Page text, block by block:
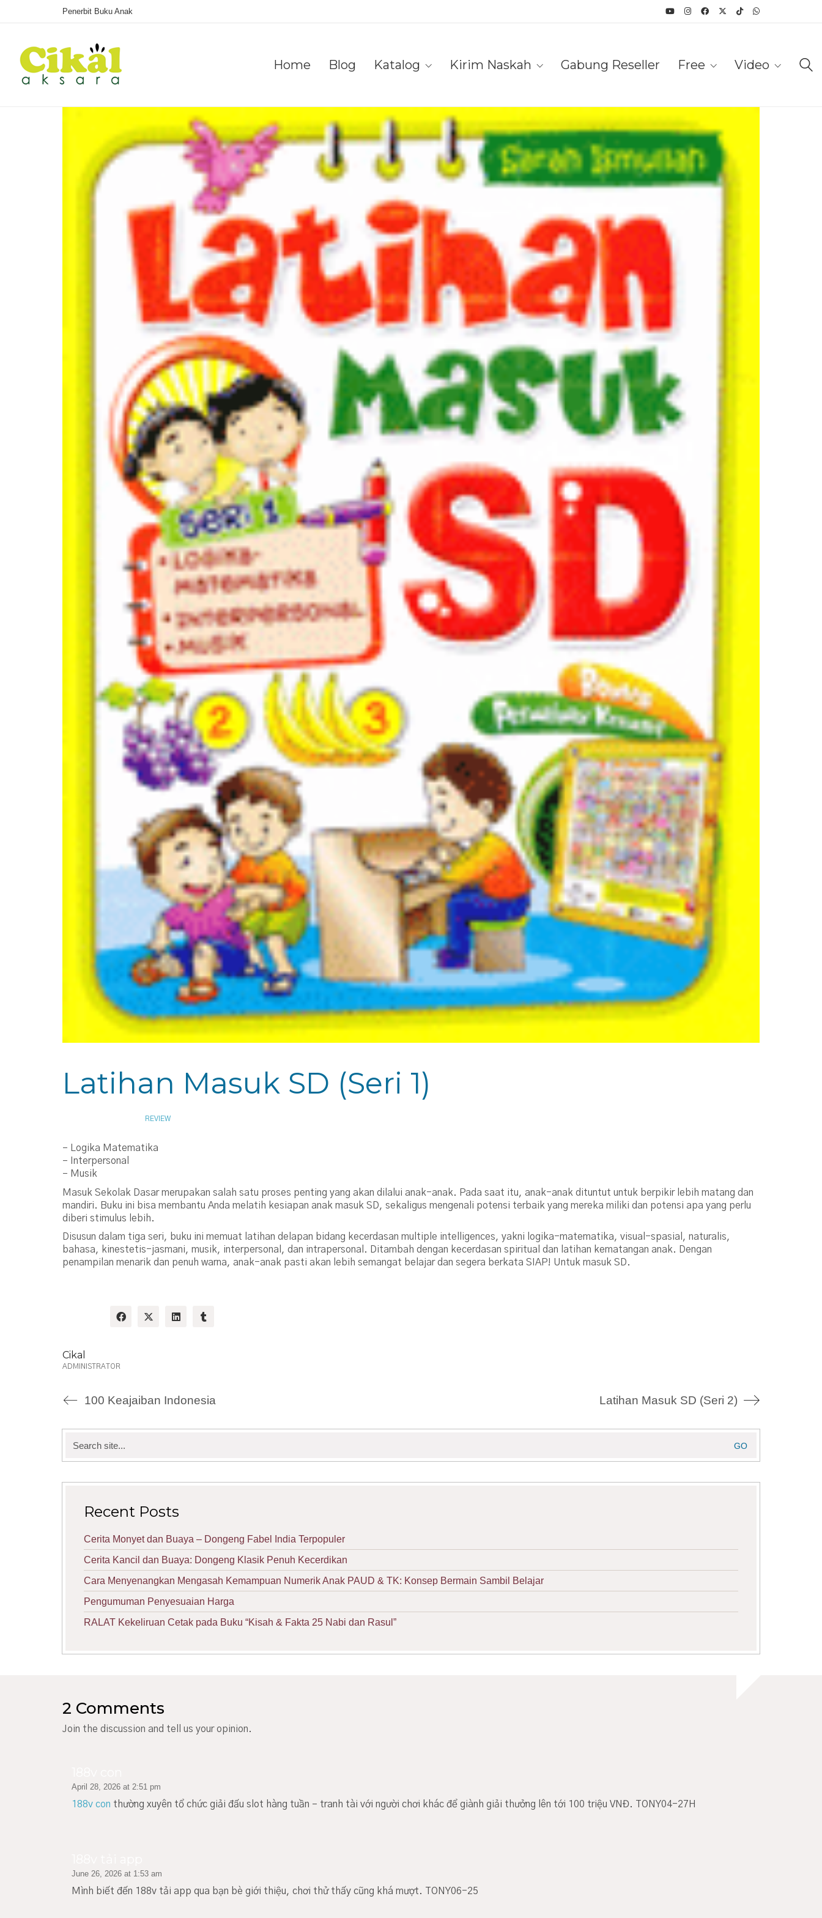
Penerbit Buku Anak
Home Blog Katalog Kirim Naskah Gabung Reseller Free Video
Latihan Masuk SD (Seri 1)
REVIEW
– Logika Matematika
– Interpersonal
– Musik
Masuk Sekolak Dasar merupakan salah satu proses penting yang akan dilalui anak-anak. Pada saat itu, anak-anak dituntut untuk berpikir lebih matang dan
mandiri. Buku ini bisa membantu Anda melatih kesiapan anak masuk SD, sekaligus mengenali potensi terbaik yang mereka miliki dan potensi apa yang perlu
diberi stimulus lebih.
Disusun dalam tiga seri, buku ini memuat latihan delapan bidang kecerdasan multiple intelligences, yakni logika-matematika, visual-spasial, naturalis,
bahasa, kinestetis-jasmani, musik, interpersonal, dan intrapersonal. Ditambah dengan kecerdasan spiritual dan latihan kematangan anak. Dengan
penampilan menarik dan penuh warna, anak-anak pasti akan lebih semangat belajar dan segera berkata SIAP! Untuk masuk SD.
Cikal
ADMINISTRATOR
100 Keajaiban Indonesia Latihan Masuk SD (Seri 2)
for:
Recent Posts
Cerita Monyet dan Buaya – Dongeng Fabel India Terpopuler
Cerita Kancil dan Buaya: Dongeng Klasik Penuh Kecerdikan
Cara Menyenangkan Mengasah Kemampuan Numerik Anak PAUD & TK: Konsep Bermain Sambil Belajar
Pengumuman Penyesuaian Harga
RALAT Kekeliruan Cetak pada Buku “Kisah & Fakta 25 Nabi dan Rasul”
2 Comments
Join the discussion and tell us your opinion.
April 28, 2026 at 2:51 pm
188v con thường xuyên tổ chức giải đấu slot hàng tuần – tranh tài với người chơi khác để giành giải thưởng lên tới 100 triệu VNĐ. TONY04-27H
June 26, 2026 at 1:53 am
Mình biết đến 188v tải app qua bạn bè giới thiệu, chơi thử thấy cũng khá mượt. TONY06-25